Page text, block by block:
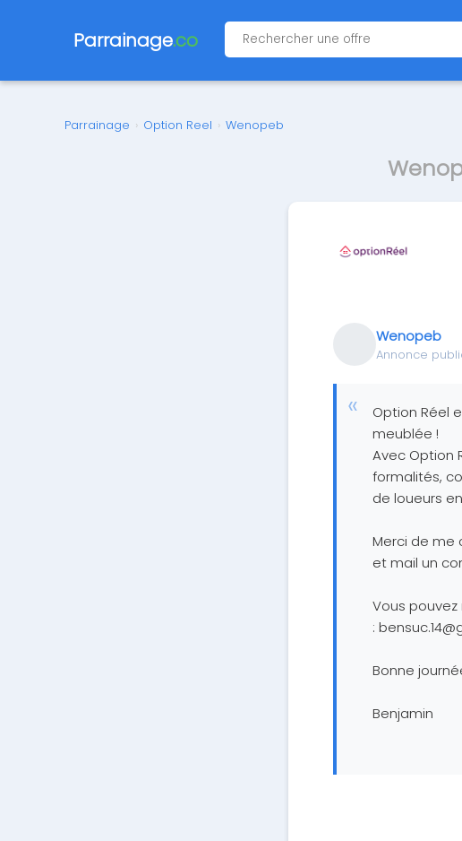
Parrainage.co
Parrainage › Option Reel › Wenopeb
Wenopeb
Annonce
Option Réel
meublée !
Avec Option
formalités,
de loueurs
Merci de me
et mail un
Vous
:
Bonne
Benjamin